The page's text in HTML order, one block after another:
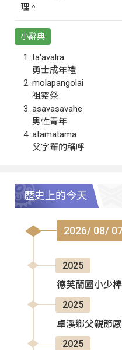
理。
小辭典
ta‘avalra
勇士成年禮
molapangolai
祖靈祭
asavasavahe
男性青年
atamatama
父字輩的稱呼
歷史上的今天
2026/ 08/
2025
德芙蘭國小少
2025
卓溪鄉父親節
2025